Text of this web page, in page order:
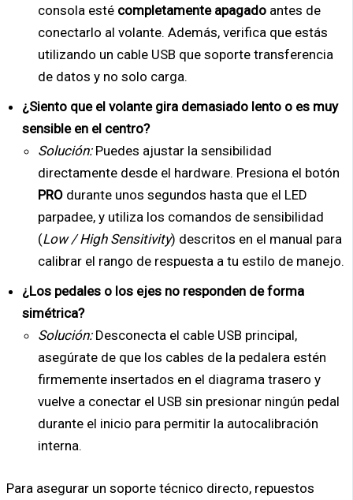
consola esté completamente apagado antes de
conectarlo al volante. Además, verifica que estás
utilizando un cable USB que soporte transferencia
de datos y no solo carga.
¿Siento que el volante gira demasiado lento o es muy
sensible en el centro?
Solución:Puedes ajustar la sensibilidad
directamente desde el hardware. Presiona el botón
PRO durante unos segundos hasta que el LED
parpadee, y utiliza los comandos de sensibilidad
(Low / High Sensitivity) descritos en el manual para
calibrar el rango de respuesta a tu estilo de manejo.
¿Los pedales o los ejes no responden de forma
simétrica?
Solución:Desconecta el cable USB principal,
asegúrate de que los cables de la pedalera estén
firmemente insertados en el diagrama trasero y
vuelve a conectar el USB sin presionar ningún pedal
durante el inicio para permitir la autocalibración
interna.
Para asegurar un soporte técnico directo, repuestos